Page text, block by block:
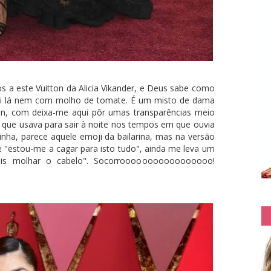
a este Vuitton da Alicia Vikander, e Deus sabe como
lá nem com molho de tomate. É um misto de dama
com deixa-me aqui pôr umas transparências meio
usava para sair à noite nos tempos em que ouvia
parece aquele emoji da bailarina, mas na versão
me a cagar para isto tudo", ainda me leva um
molhar o cabelo". Socorrooooooooooooooooo!